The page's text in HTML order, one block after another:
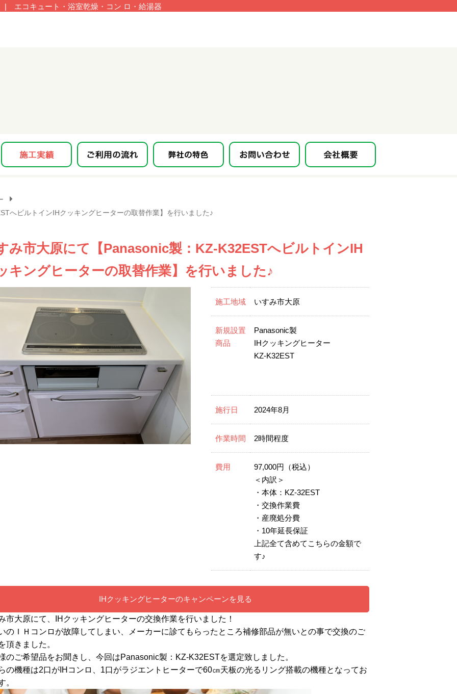
| エコキュート・浴室乾燥・コン ロ・給湯器
へビルトインIHクッキングヒーターの取替作業】を行いました♪
み市大原にて【Panasonic製：KZ-K32ESTへビルトインIH
キングヒーターの取替作業】を行いました♪
施工地域 いすみ市大原
新規設置
商品
Panasonic製
IHクッキングヒーター
KZ-K32EST
施行日 2024年8月
作業時間 2時間程度
費用
97,000円（税込）
＜内訳＞
・本体：KZ-32EST
・交換作業費
・産廃処分費
・10年延長保証
上記全て含めてこちらの金額で
す♪
IHクッキングヒーターのキャンペーンを見る
市大原にて、IHクッキングヒーターの交換作業を行いました！
のＩＨコンロが故障してしまい、メーカーに診てもらったところ補修部品が無いとの事で交換のご
頂きました。
のご希望品をお聞きし、今回はPanasonic製：KZ-K32ESTを選定致しました。
の機種は2口がIHコンロ、1口がラジエントヒーターで60㎝天板の光るリング搭載の機種となってお
。